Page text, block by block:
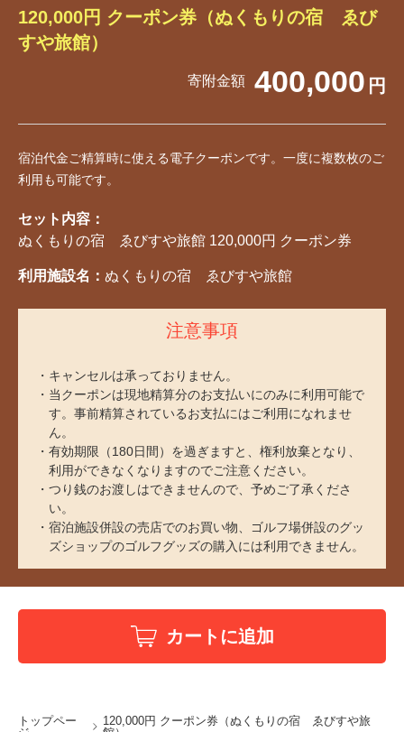
120,000円 クーポン券（ぬくもりの宿 ゑび
すや旅館）
寄附金額 400,000 円
宿泊代金ご精算時に使える電子クーポンです。一度に複数枚のご
利用も可能です。
セット内容：
ぬくもりの宿 ゑびすや旅館 120,000円 クーポン券
利用施設名： ぬくもりの宿 ゑびすや旅館
注意事項
キャンセルは承っておりません。
当クーポンは現地精算分のお支払いにのみに利用可能で
す。事前精算されているお支払にはご利用になれませ
ん。
有効期限（180日間）を過ぎますと、権利放棄となり、
利用ができなくなりますのでご注意ください。
つり銭のお渡しはできませんので、予めご了承くださ
い。
宿泊施設併設の売店でのお買い物、ゴルフ場併設のグッ
ズショップのゴルフグッズの購入には利用できません。
カートに追加
トップペー
120,000円 クーポン券（ぬくもりの宿 ゑびすや旅